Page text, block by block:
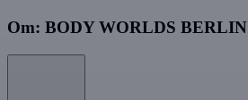
Om: BODY WORLDS BERLIN